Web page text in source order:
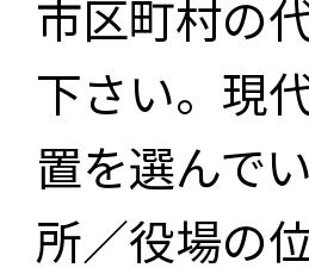
市区町村の
下さい。現
置を選んで
所／役場の